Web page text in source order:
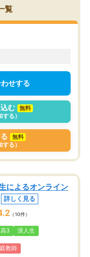
覧
せする
む
無料
する）
無料
する）
によるオンライン
詳しく見る
（10件）
3 浪人生
教師